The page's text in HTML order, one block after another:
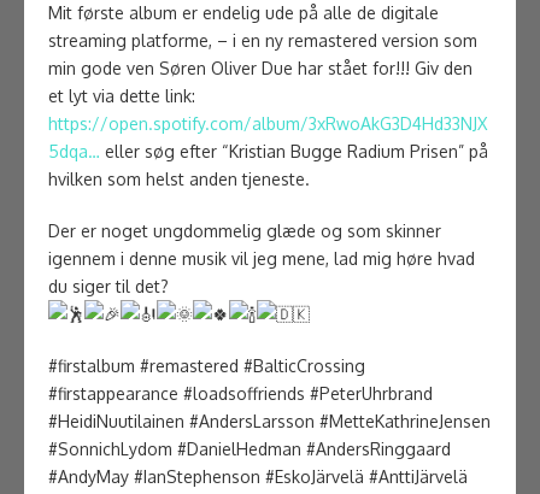
Mit første album er endelig ude på alle de digitale
streaming platforme, – i en ny remastered version som
min gode ven Søren Oliver Due har stået for!!! Giv den
et lyt via dette link:
https://open.spotify.com/album/3xRwoAkG3D4Hd33NJX
5dqa… eller søg efter “Kristian Bugge Radium Prisen” på
hvilken som helst anden tjeneste.
Der er noget ungdommelig glæde og som skinner
igennem i denne musik vil jeg mene, lad mig høre hvad
du siger til det?
#firstalbum #remastered #BalticCrossing
#firstappearance #loadsoffriends #PeterUhrbrand
#HeidiNuutilainen #AndersLarsson #MetteKathrineJensen
#SonnichLydom #DanielHedman #AndersRinggaard
#AndyMay #IanStephenson #EskoJärvelä #AnttiJärvelä